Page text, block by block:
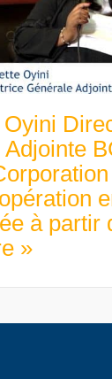
Oyini
à partir
»